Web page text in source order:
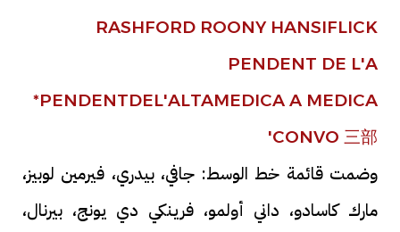
وضمت قائمة خط الوسط: جافي، بيدري، فيرمين لوبيز،
مارك كاسادو، داني أولمو، فرينكي دي يونج، بيرنال،